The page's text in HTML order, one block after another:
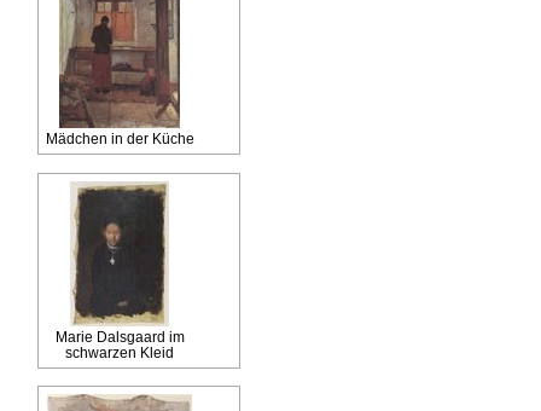
Mädchen in der Küche
Marie Dalsgaard im
schwarzen Kleid